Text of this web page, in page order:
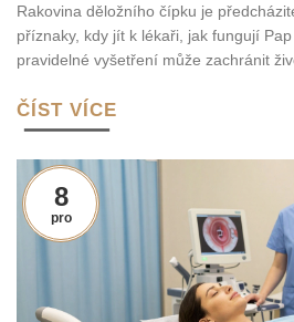
Rakovina děložního čípku je
příznaky, kdy jít k lékaři, jak fungují
pravidelné vyšetření může zachránit
ČÍST VÍCE
8
pro